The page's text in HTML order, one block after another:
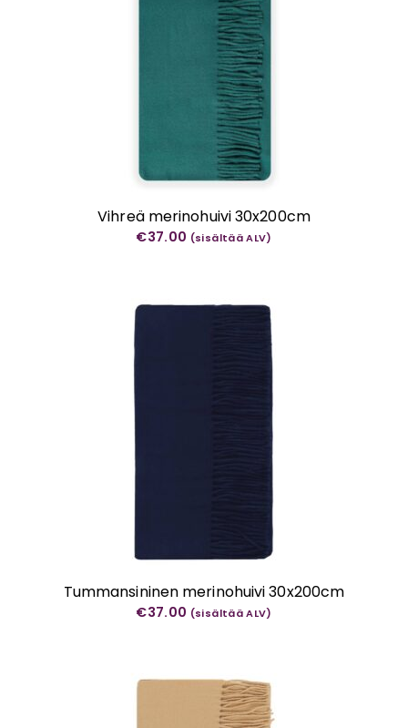
Vihreä merinohuivi 30x200cm
€37.00 (sisältää ALV)
Tummansininen merinohuivi 30x200cm
€37.00 (sisältää ALV)